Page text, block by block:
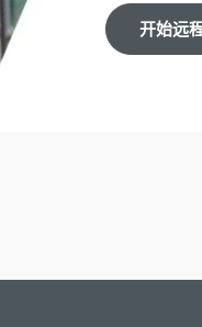
开始远